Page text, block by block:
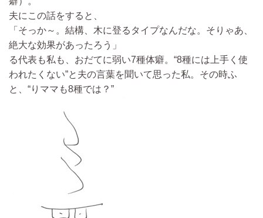
夫にこの話をすると、
「そっか～。結構、木に登るタイプなんだな。そりゃあ、
絶大な効果があったろう」
る代表も私も、おだてに弱い7種体癖。“8種には上手く使
われたくない”と夫の言葉を聞いて思った私。その時ふ
と、“りママも8種では？”